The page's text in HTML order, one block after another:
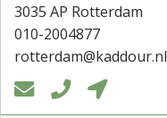
3035 AP Rotterdam
010-2004877
rotterdam@kaddour.nl
  